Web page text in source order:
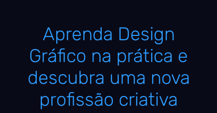
Aprenda Design
Gráfico na prática e
descubra uma nova
profissão criativa